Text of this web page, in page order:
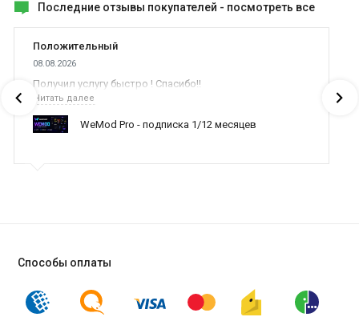
Последние отзывы покупателей - посмотреть все
Положительный
08.08.2026
Получил услугу быстро ! Спасибо!!
Читать далее
WeMod Pro - подписка 1/12 месяцев
Способы оплаты